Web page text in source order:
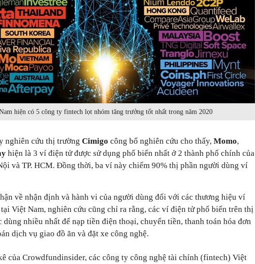
hiện có 5 công ty fintech lọt nhóm tăng trưởng tốt nhất trong năm 2020
nghiên cứu thị trường Cimigo công bố nghiên cứu cho thấy, Momo,
hiện là 3 ví điện tử được sử dụng phổ biến nhất ở 2 thành phố chính của
và TP. HCM. Đồng thời, ba ví này chiếm 90% thị phần người dùng ví
về nhận định và hành vi của người dùng đối với các thương hiệu ví
Việt Nam, nghiên cứu cũng chỉ ra rằng, các ví điện tử phổ biến trên thị
dùng nhiều nhất để nạp tiền điện thoại, chuyển tiền, thanh toán hóa đơn
dịch vụ giao đồ ăn và đặt xe công nghệ.
của Crowdfundinsider, các công ty công nghệ tài chính (fintech) Việt